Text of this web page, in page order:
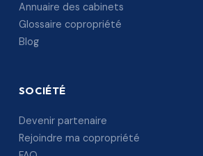
Annuaire des cabinets
Glossaire copropriété
Blog
SOCIÉTÉ
Devenir partenaire
Rejoindre ma copropriété